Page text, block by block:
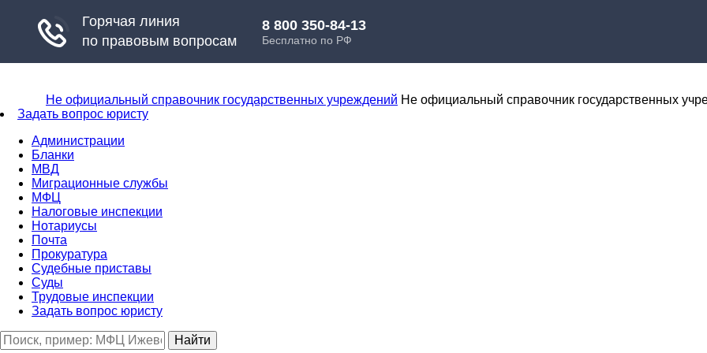
Не официальный справочник государственных учреждений Не официальный справочник государственных
Задать вопрос юристу
Администрации
Бланки
МВД
Миграционные службы
МФЦ
Налоговые инспекции
Нотариусы
Почта
Прокуратура
Судебные приставы
Суды
Трудовые инспекции
Задать вопрос юристу